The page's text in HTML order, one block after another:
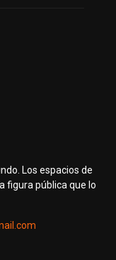
Los espacios de
figura pública que lo